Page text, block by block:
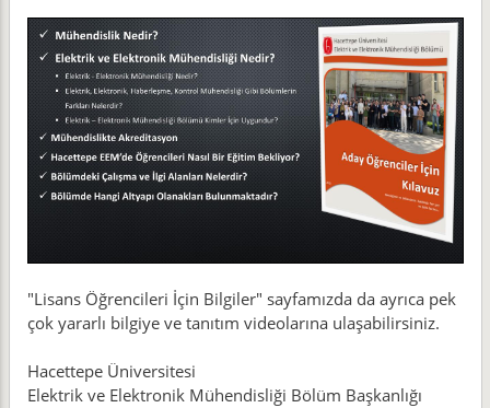
"Lisans Öğrencileri İçin Bilgiler" sayfamızda da ayrıca pek
çok yararlı bilgiye ve tanıtım videolarına ulaşabilirsiniz.
Hacettepe Üniversitesi
Elektrik ve Elektronik Mühendisliği Bölüm Başkanlığı